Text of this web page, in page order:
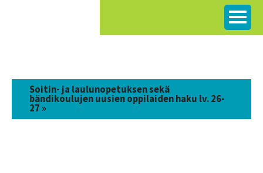
Soitin- ja laulunopetuksen sekä
bändikoulujen uusien oppilaiden haku lv. 26-
27 »